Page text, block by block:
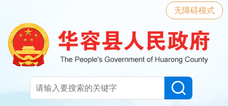
无障碍模式